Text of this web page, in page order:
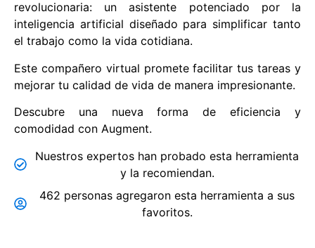
revolucionaria: un asistente potenciado por la
inteligencia artificial diseñado para simplificar tanto
el trabajo como la vida cotidiana.
Este compañero virtual promete facilitar tus tareas y
mejorar tu calidad de vida de manera impresionante.
Descubre una nueva forma de eficiencia y
comodidad con Augment.
Nuestros expertos han probado esta herramienta
y la recomiendan.
462 personas agregaron esta herramienta a sus
favoritos.